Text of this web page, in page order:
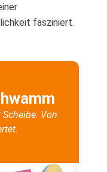
fasziniert.
Von